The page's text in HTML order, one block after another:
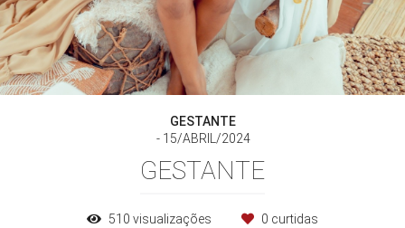
GESTANTE
15/ABRIL/2024
GESTANTE
510 visualizações 0 curtidas